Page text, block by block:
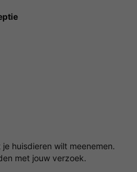
huisdieren wilt meenemen.
met jouw verzoek.